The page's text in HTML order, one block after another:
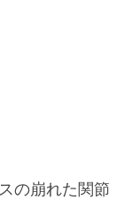
の崩れた関節